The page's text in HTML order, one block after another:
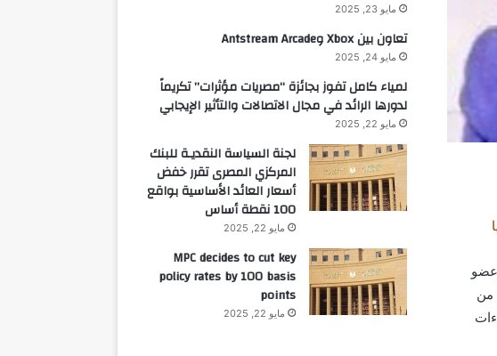
من
مايو 23, 2025
تعاون بين Xbox وAntstream Arcade
مايو 24, 2025
لمياء كامل تفوز بجائزة “مصريات مؤثرات” تكريماً
لدورها الرائد في مجال الاتصالات والتأثير الإيجابي
مايو 22, 2025
لجنة السياسة النقديـة للبنك
المركزي المصرى تقرر خفض
أسعار العائد الأساسية بواقع
100 نقطة أساس
مايو 22, 2025
MPC decides to cut key
policy rates by 100 basis
points
مايو 22, 2025